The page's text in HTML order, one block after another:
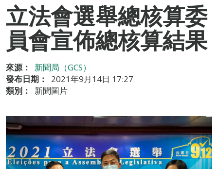
立法會選舉總核算委
員會宣佈總核算結果
來源：
新聞局（GCS）
發布日期：
2021年9月14日 17:27
類別：
新聞圖片